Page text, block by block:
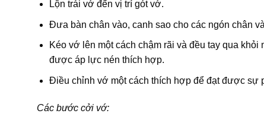
Lộn trái vớ đến vị trí gót vớ.
Đưa bàn chân vào, canh sao cho các ngón chân
Kéo vớ lên một cách chậm rãi và đều tay qua
được áp lực nén thích hợp.
Điều chỉnh vớ một cách thích hợp để đạt được sự
Các bước cởi vớ: